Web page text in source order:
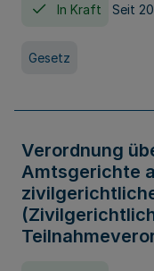
In Kraft Seit
Gesetz
Verordnung
Amtsgerichte